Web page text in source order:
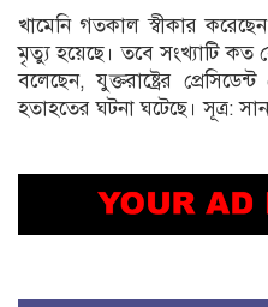
খামেনি গতকাল স্বীকার
মৃত্যু হয়েছে। তবে সংখ্যাটি কত
বলেছেন, যুক্তরাষ্ট্রের
হতাহতের ঘটনা ঘটেছে। সূত্র: